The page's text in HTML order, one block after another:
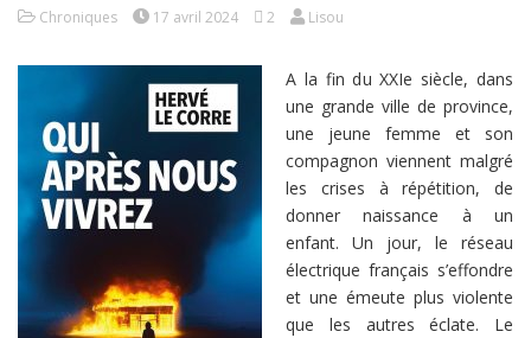
Chroniques 17 avril 2024 2 Lisou
A la fin du XXIe siècle, dans
une grande ville de province,
une jeune femme et son
compagnon viennent malgré
les crises à répétition, de
donner naissance à un
enfant. Un jour, le réseau
électrique français s’effondre
et une émeute plus violente
que les autres éclate. Le